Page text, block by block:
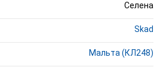
Селена
Skad
Мальта (КЛ248)